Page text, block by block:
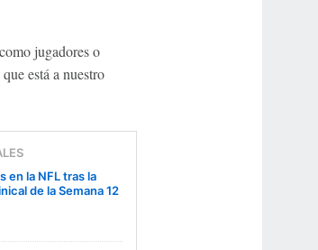
jugadores o
está a nuestro
en la NFL tras la
de la Semana 12